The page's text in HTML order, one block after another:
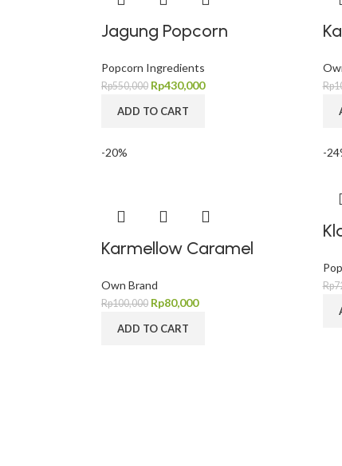
Jagung Popcorn
Popcorn Ingredients
Rp550,000 Rp430,000
ADD TO CART
Rp
-20%
Karmellow Caramel
Own Brand
Rp100,000 Rp80,000
ADD TO CART
-
Rp